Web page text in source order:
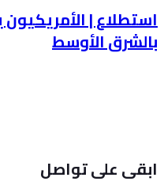
استطلاع |
بالشرق الأوسط
ابقى على تواصل